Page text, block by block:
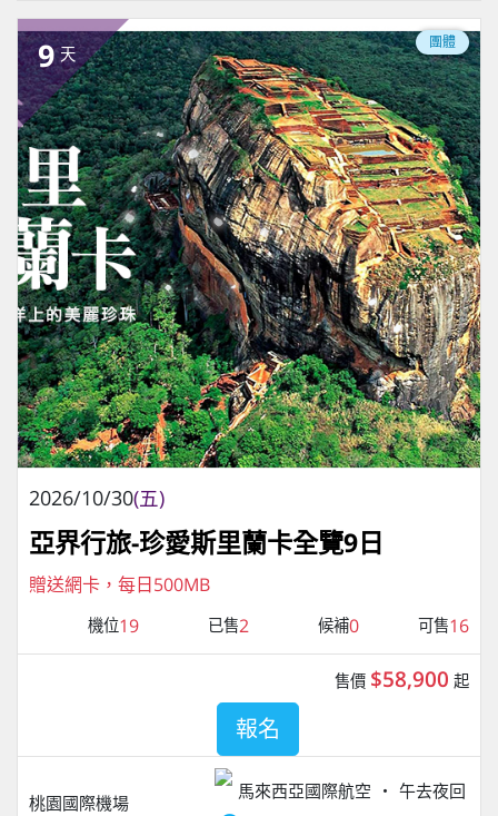
9 天
團體
2026/10/30(五)
亞界行旅-珍愛斯里蘭卡全覽9日
贈送網卡，每日500MB
機位19 已售2 候補0 可售16
桃園國際機場
馬來西亞國際航空 午去夜回
售價 $58,900 起
報名